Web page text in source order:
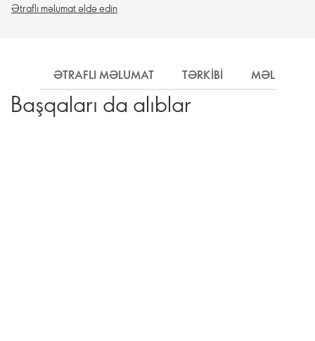
Ətraflı məlumat əldə edin
ƏTRAFLI MƏLUMAT TƏRKIBI MƏLUMAT
Başqaları da alıblar